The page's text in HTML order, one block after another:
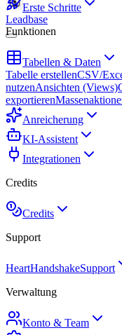
Leadbase
Erste Schritte
Funktionen
Tabellen & Daten
Tabelle erstellenCSV/
nutzenAnsichten (Views)
exportieren
Anreicherung
KI-Assistent
Integrationen
Credits
Credits
Support
HeartHandshakeSupport
Verwaltung
Konto & Team